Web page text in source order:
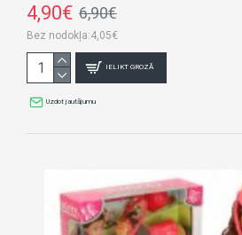
4,90€ 6,90€
Bez nodokļa:4,05€
IELIKT GROZĀ
Uzdot jautājumu